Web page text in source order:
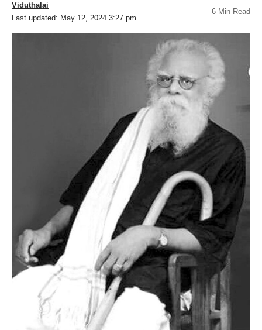
Last updated: May 12, 2024 3:27 pm
Viduthalai
6 Min Read